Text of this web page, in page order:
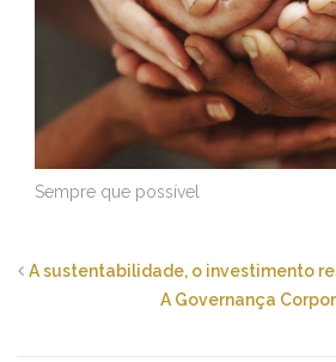
Sempre que possível
A sustentabilidade, o investimento
A Governança